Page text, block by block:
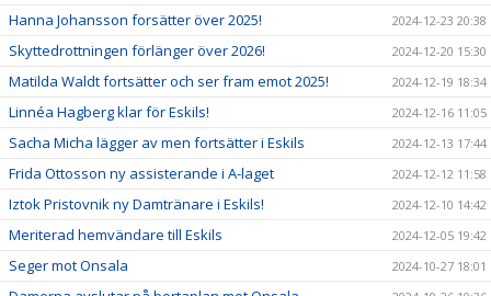
Hanna Johansson forsätter över 2025! 2024-12-23 20:38
Skyttedrottningen förlänger över 2026! 2024-12-20 15:30
Matilda Waldt fortsätter och ser fram emot 2025! 2024-12-19 18:34
Linnéa Hagberg klar för Eskils! 2024-12-16 11:05
Sacha Micha lägger av men fortsätter i Eskils 2024-12-13 17:44
Frida Ottosson ny assisterande i A-laget 2024-12-12 11:58
Iztok Pristovnik ny Damtränare i Eskils! 2024-12-10 14:42
Meriterad hemvändare till Eskils 2024-12-05 19:42
Seger mot Onsala 2024-10-27 18:01